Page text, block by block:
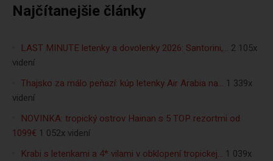
Najčítanejšie články
LAST MINUTE letenky a dovolenky 2026: Santorini,… 2 105x
videní
Thajsko za málo peňazí: kúp letenky Air Arabia na… 1 339x
videní
NOVINKA: tropický ostrov Hainan s 5 TOP rezortmi od
1099€ 1 052x videní
Krabi s letenkami a 4* vilami v obklopení tropickej… 1 039x